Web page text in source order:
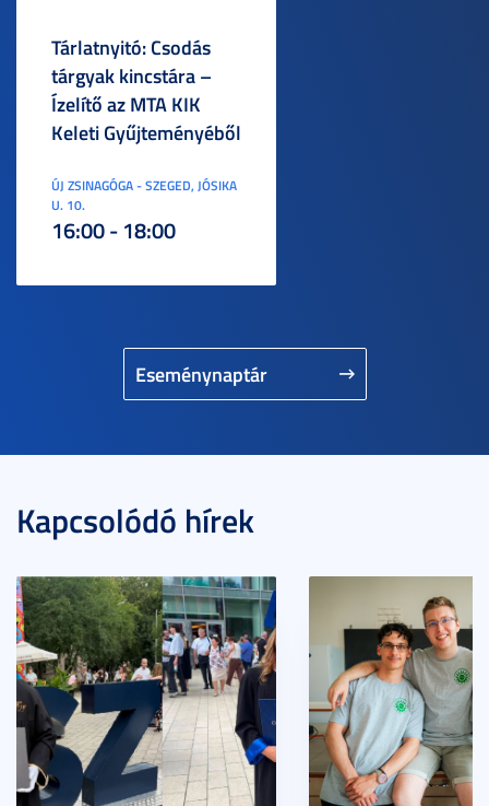
Eseménynaptár
Tárlatnyitó: Csodás
tárgyak kincstára –
Ízelítő az MTA KIK
Keleti Gyűjteményéből
ÚJ ZSINAGÓGA - SZEGED, JÓSIKA
U. 10.
16:00 - 18:00
Kapcsolódó hírek